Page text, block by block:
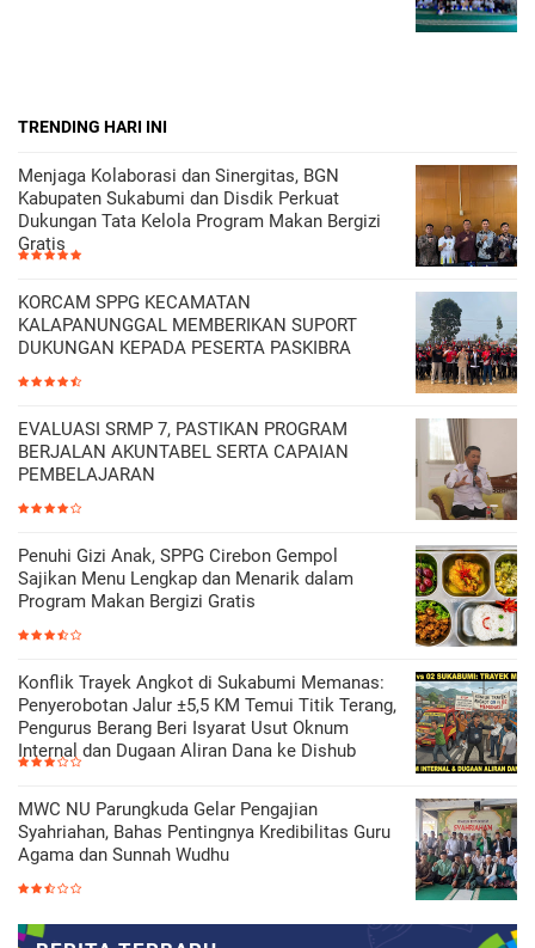
TRENDING HARI INI
Menjaga Kolaborasi dan Sinergitas, BGN
Kabupaten Sukabumi dan Disdik Perkuat
Dukungan Tata Kelola Program Makan Bergizi
Gratis
KORCAM SPPG KECAMATAN
KALAPANUNGGAL MEMBERIKAN SUPORT
DUKUNGAN KEPADA PESERTA PASKIBRA
EVALUASI SRMP 7, PASTIKAN PROGRAM
BERJALAN AKUNTABEL SERTA CAPAIAN
PEMBELAJARAN
Penuhi Gizi Anak, SPPG Cirebon Gempol
Sajikan Menu Lengkap dan Menarik dalam
Program Makan Bergizi Gratis
Konflik Trayek Angkot di Sukabumi Memanas:
Penyerobotan Jalur ±5,5 KM Temui Titik Terang,
Pengurus Berang Beri Isyarat Usut Oknum
Internal dan Dugaan Aliran Dana ke Dishub
MWC NU Parungkuda Gelar Pengajian
Syahriahan, Bahas Pentingnya Kredibilitas Guru
Agama dan Sunnah Wudhu